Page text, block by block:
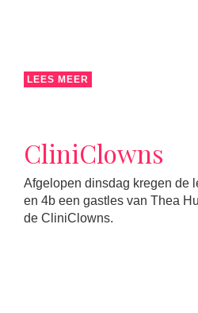
LEES MEER
CliniClowns
Afgelopen dinsdag kregen de
en 4b een gastles van Thea
de CliniClowns.